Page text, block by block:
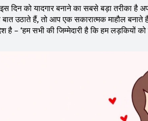
दिन को यादगार बनाने का सबसे बड़ा तरीका है
बात उठाते हैं, तो आप एक सकारात्मक माहौल
है – ‘हम सभी की जिम्मेदारी है कि हम लड़कियों